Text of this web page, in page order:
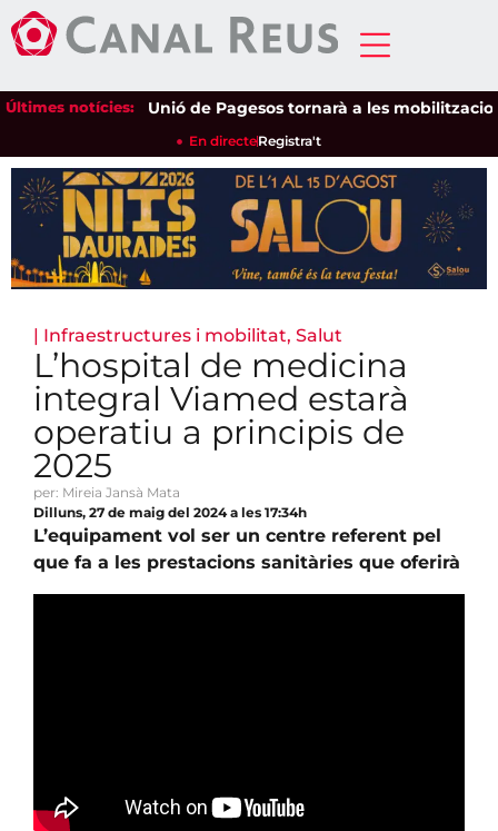
Últimes notícies:Unió de Pagesos tornarà a les mobilitzacions
En directeRegistra't
| Infraestructures i mobilitat, Salut
L’hospital de medicina
integral Viamed estarà
operatiu a principis de
2025
per: Mireia Jansà Mata
Dilluns, 27 de maig del 2024 a les 17:34h
L’equipament vol ser un centre referent pel
que fa a les prestacions sanitàries que oferirà